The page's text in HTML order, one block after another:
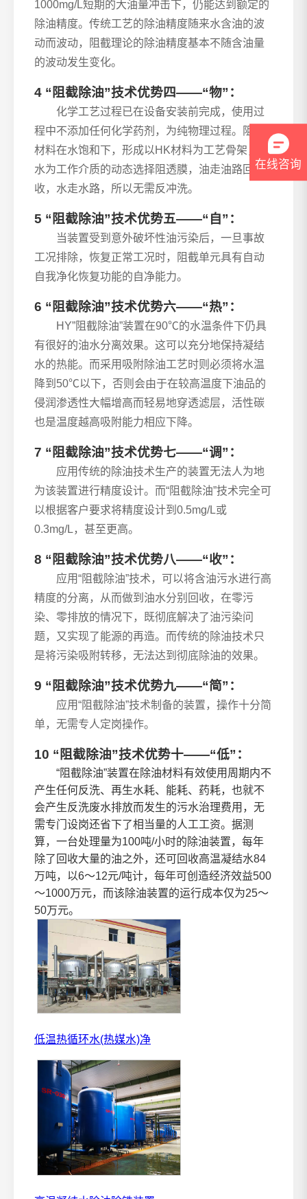
1000mg/L短期的大油量冲击下，仍能达到额定的
除油精度。传统工艺的除油精度随来水含油的波
动而波动，阻截理论的除油精度基本不随含油量
的波动发生变化。
4 “阻截除油”技术优势四——“物”：
化学工艺过程已在设备安装前完成，使用过
程中不添加任何化学药剂，为纯物理过程。阻截
材料在水饱和下，形成以HK材料为工艺骨架，以
水为工作介质的动态选择阻透膜，油走油路回
收，水走水路，所以无需反冲洗。
5 “阻截除油”技术优势五——“自”：
当装置受到意外破坏性油污染后，一旦事故
工况排除，恢复正常工况时，阻截单元具有自动
自我净化恢复功能的自净能力。
6 “阻截除油”技术优势六——“热”：
HY”阻截除油”装置在90℃的水温条件下仍具
有很好的油水分离效果。这可以充分地保持凝结
水的热能。而采用吸附除油工艺时则必须将水温
降到50℃以下，否则会由于在较高温度下油品的
侵润渗透性大幅增高而轻易地穿透滤层，活性碳
也是温度越高吸附能力相应下降。
7 “阻截除油”技术优势七——“调”：
应用传统的除油技术生产的装置无法人为地
为该装置进行精度设计。而“阻截除油”技术完全可
以根据客户要求将精度设计到0.5mg/L或
0.3mg/L，甚至更高。
8 “阻截除油”技术优势八——“收”：
应用“阻截除油”技术，可以将含油污水进行高
精度的分离，从而做到油水分别回收，在零污
染、零排放的情况下，既彻底解决了油污染问
题，又实现了能源的再造。而传统的除油技术只
是将污染吸附转移，无法达到彻底除油的效果。
9 “阻截除油”技术优势九——“简”：
应用“阻截除油”技术制备的装置，操作十分简
单，无需专人定岗操作。
10 “阻截除油”技术优势十——“低”：
“阻截除油”装置在除油材料有效使用周期内不
产生任何反洗、再生水耗、能耗、药耗，也就不
会产生反洗废水排放而发生的污水治理费用，无
需专门设岗还省下了相当量的人工工资。据测
算，一台处理量为100吨/小时的除油装置，每年
除了回收大量的油之外，还可回收高温凝结水84
万吨，以6～12元/吨计，每年可创造经济效益500
～1000万元，而该除油装置的运行成本仅为25～
50万元。
低温热循环水(热媒水)净
在线咨询